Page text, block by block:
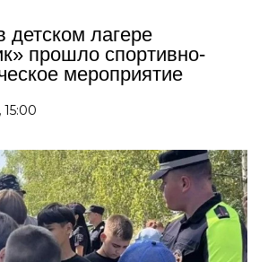
детском лагере
прошло спортивно-
мероприятие
15:00